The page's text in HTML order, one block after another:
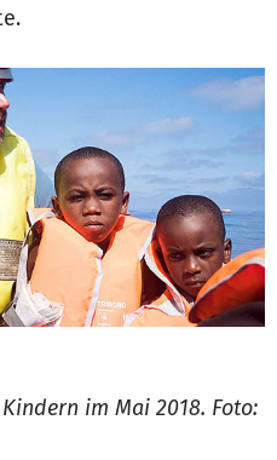
im Mai 2018. Foto: